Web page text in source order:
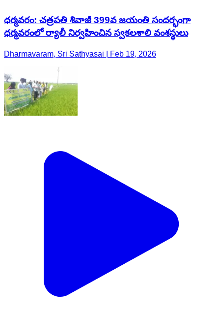
ధర్మవరం: చత్రపతి శివాజీ 399వ జయంతి సందర్భంగా
ధర్మవరంలో ర్యాలీ నిర్వహించిన స్వకలశాలి వంశస్థులు
Dharmavaram, Sri Sathyasai | Feb 19, 2026